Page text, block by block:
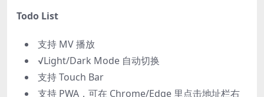
Todo List
支持 MV 播放
√Light/Dark Mode 自动切换
支持 Touch Bar
支持 PWA，可在 Chrome/Edge 里点击地址栏右